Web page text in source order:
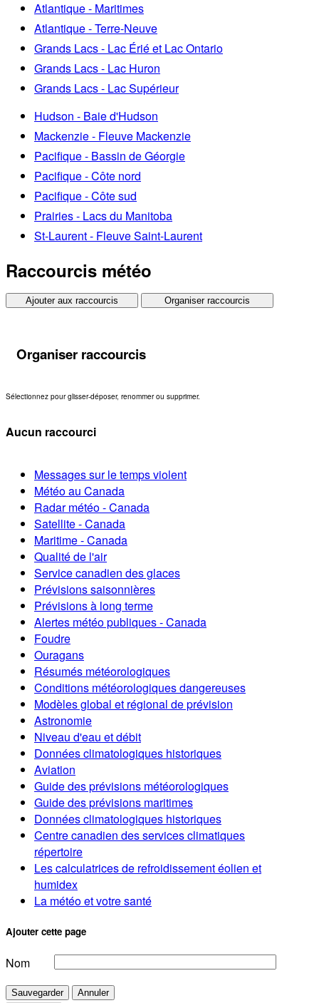
Atlantique - Maritimes
Atlantique - Terre-Neuve
Grands Lacs - Lac Érié et Lac Ontario
Grands Lacs - Lac Huron
Grands Lacs - Lac Supérieur
Hudson - Baie d'Hudson
Mackenzie - Fleuve Mackenzie
Pacifique - Bassin de Géorgie
Pacifique - Côte nord
Pacifique - Côte sud
Prairies - Lacs du Manitoba
St-Laurent - Fleuve Saint-Laurent
Raccourcis météo
Ajouter aux raccourcis Organiser raccourcis
Organiser raccourcis
Sélectionnez pour glisser-déposer, renommer ou supprimer.
Aucun raccourci
Messages sur le temps violent
Météo au Canada
Radar météo - Canada
Satellite - Canada
Maritime - Canada
Qualité de l'air
Service canadien des glaces
Prévisions saisonnières
Prévisions à long terme
Alertes météo publiques - Canada
Foudre
Ouragans
Résumés météorologiques
Conditions météorologiques dangereuses
Modèles global et régional de prévision
Astronomie
Niveau d'eau et débit
Données climatologiques historiques
Aviation
Guide des prévisions météorologiques
Guide des prévisions maritimes
Données climatologiques historiques
Centre canadien des services climatiques
répertoire
Les calculatrices de refroidissement éolien et
humidex
La météo et votre santé
Ajouter cette page
Nom
Sauvegarder
Annuler